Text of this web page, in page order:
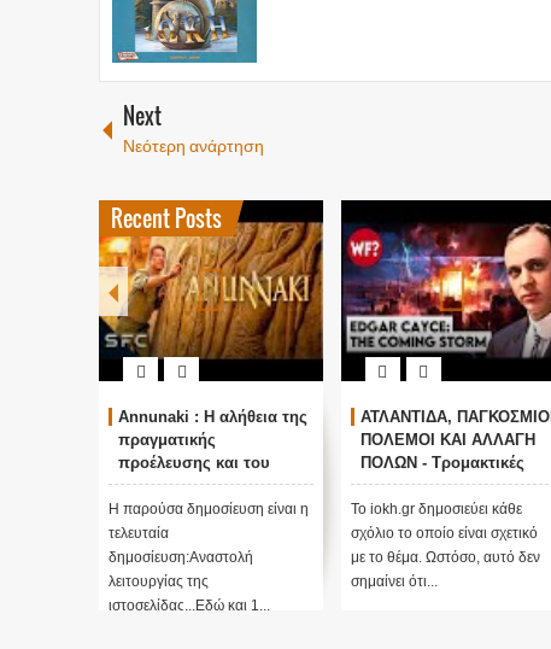
Next
Νεότερη ανάρτηση
Recent Posts
Annunaki : Η αλήθεια της
πραγματικής
προέλευσης και του
σκοπού τους και
αναστολή λειτουργίας
μας ....
Η παρούσα δημοσίευση είναι η
τελευταία
δημοσίευση:Αναστολή
λειτουργίας της
ιστοσελίδας...Εδώ και 1...
ΑΤΛΑΝΤΙΔΑ, ΠΑΓΚΟΣΜΙΟΙ
ΠΟΛΕΜΟΙ ΚΑΙ ΑΛΛΑΓΗ
ΠΟΛΩΝ - Τρομακτικές
προβλέψεις του Edgar
Cayce (Video)
Το iokh.gr δημοσιεύει κάθε
σχόλιο το οποίο είναι σχετικό
με το θέμα. Ωστόσο, αυτό δεν
σημαίνει ότι...